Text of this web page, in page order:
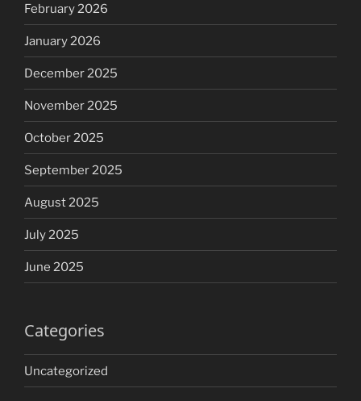
February 2026
January 2026
December 2025
November 2025
October 2025
September 2025
August 2025
July 2025
June 2025
Categories
Uncategorized